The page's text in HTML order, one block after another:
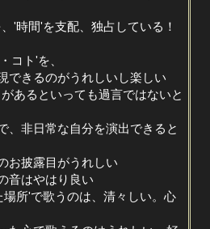
'時間'を支配、独占している！
コト'を、
できるのがうれしいし楽しい
あるといっても過言ではないと
、非日常な自分を演出できると
お披露目がうれしい
音はやはり良い
場所'で歌うのは、清々しい。心